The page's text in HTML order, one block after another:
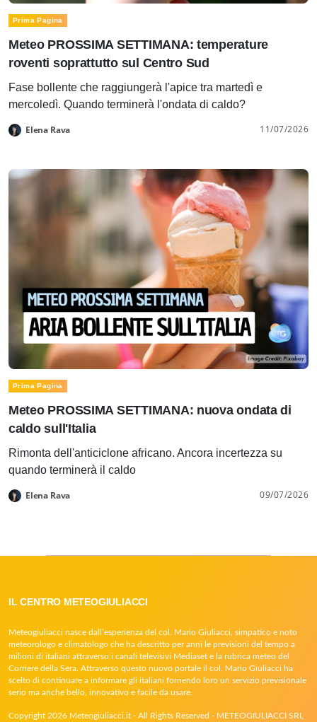
Prima Pagina
Meteo PROSSIMA SETTIMANA: temperature
roventi soprattutto sul Centro Sud
Fase bollente che raggiungerà l'apice tra martedì e
mercoledì. Quando terminerà l'ondata di caldo?
Elena Rava 11/07/2026
Prima Pagina
Meteo PROSSIMA SETTIMANA: nuova ondata di
caldo sull'Italia
Rimonta dell'anticiclone africano. Ancora incertezza su
quando terminerà il caldo
Elena Rava 09/07/2026
IL CENTRO METEOGIULIACCI
Meteogiuliacci nasce dall’esperienza del col. Mario Giuliacci, simpatico e noto
meteorologo e climatologo che ha descritto per anni le previsioni del tempo a
milioni di italiani attraverso i canali televisivi Mediaset e la rubrica meteo del
Corriere della Sera. Attraverso questo nuovo portale il col. Mario Giuliacci ha
scelto di continuare a informare gli italiani fornendo loro un servizio previsionale
serio ma anche bello, innovativo e facile da usare.
Copyright 2026 Meteogiuliacci.it - All Rights Reserved - METEOGIULIACCI SRL